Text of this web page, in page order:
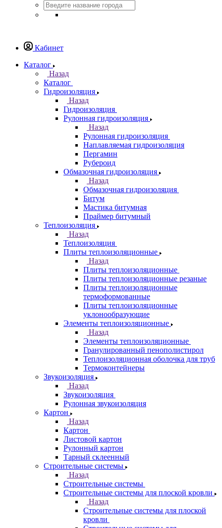
Кабинет
Каталог
Назад
Каталог
Гидроизоляция
Назад
Гидроизоляция
Рулонная гидроизоляция
Назад
Рулонная гидроизоляция
Наплавляемая гидроизоляция
Пергамин
Рубероид
Обмазочная гидроизоляция
Назад
Обмазочная гидроизоляция
Битум
Мастика битумная
Праймер битумный
Теплоизоляция
Назад
Теплоизоляция
Плиты теплоизоляционные
Назад
Плиты теплоизоляционные
Плиты теплоизоляционные резаные
Плиты теплоизоляционные
термоформованные
Плиты теплоизоляционные
уклонообразующие
Элементы теплоизоляционные
Назад
Элементы теплоизоляционные
Гранулированный пенополистирол
Теплоизоляционная оболочка для труб
Термоконтейнеры
Звукоизоляция
Назад
Звукоизоляция
Рулонная звукоизоляция
Картон
Назад
Картон
Листовой картон
Рулонный картон
Тарный склеенный
Строительные системы
Назад
Строительные системы
Строительные системы для плоской кровли
Назад
Строительные системы для плоской
кровли